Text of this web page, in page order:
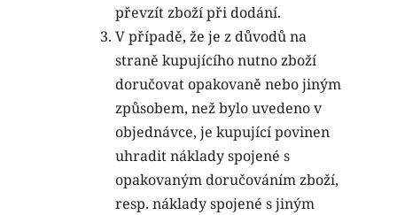
převzít zboží při dodání.
V případě, že je z důvodů na
straně kupujícího nutno zboží
doručovat opakovaně nebo jiným
způsobem, než bylo uvedeno v
objednávce, je kupující povinen
uhradit náklady spojené s
opakovaným doručováním zboží,
resp. náklady spojené s jiným